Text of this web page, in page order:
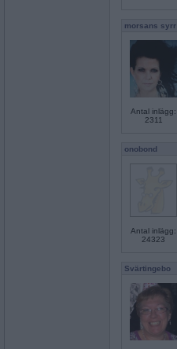
morsans syrr
Antal inlägg:
2311
onobond
Antal inlägg:
24323
Svärtingebo